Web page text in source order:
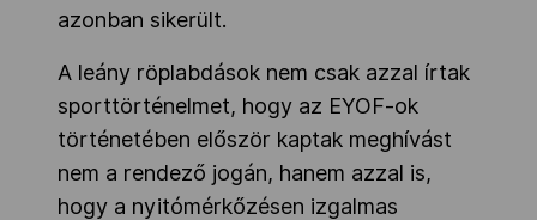
azonban sikerült.
A leány röplabdások nem csak azzal írtak
sporttörténelmet, hogy az EYOF-ok
történetében először kaptak meghívást
nem a rendező jogán, hanem azzal is,
hogy a nyitómérkőzésen izgalmas